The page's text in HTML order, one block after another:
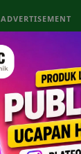
ADVERTISEMENT